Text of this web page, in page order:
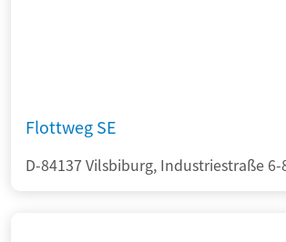
Flottweg SE
D-84137 Vilsbiburg, Industriestraße 6-